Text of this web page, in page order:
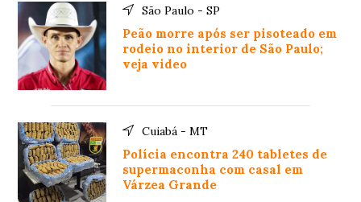
São Paulo - SP
Peão morre após ser pisoteado em
rodeio no interior de São Paulo;
veja video
Cuiabá - MT
Polícia encontra 240 tabletes de
supermaconha com casal em
Várzea Grande